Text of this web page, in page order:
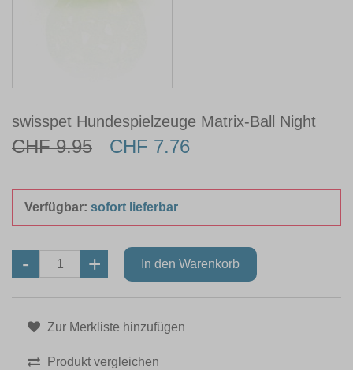
swisspet Hundespielzeuge Matrix-Ball Night
CHF 9.95 CHF 7.76
Verfügbar: sofort lieferbar
Zur Merkliste hinzufügen
Produkt vergleichen